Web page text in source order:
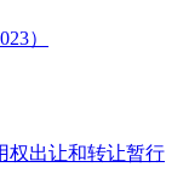
）
权出让和转让暂行